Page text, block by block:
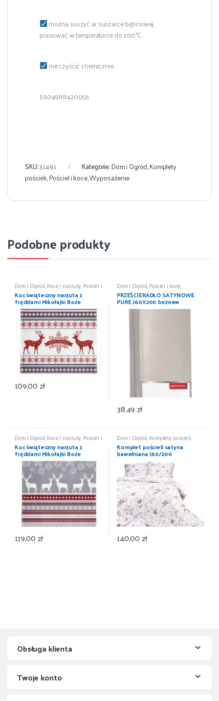
można suszyć w suszarce bębnowej,
prasować w temperaturze do 200°C,
nie czyścić chemicznie.
5904988420056
SKU:31491 Kategorie:Dom i Ogród,Komplety
pościeli,Pościel i koce,Wyposażenie
Podobne produkty
Dom i Ogród, Koce i narzuty, Pościel i
koce ,Wyposażenie
Koc świąteczny narzuta z
frędzlami Mikołajki Boże
Narodzenie 150×200
109,00zł
Dom i Ogród, Pościel i koce,
Prześcieradła ,Wyposażenie
PRZEŚCIERADŁO SATYNOWE
PURE 160X200 beżowe
DETEXPOL
38,49zł
Dom i Ogród, Koce i narzuty, Pościel i
koce,Wyposażenie
Koc świąteczny narzuta z
frędzlami Mikołajki Boże
Narodzenie 150×200
119,00zł
Dom i Ogród, Komplety pościeli,
Pościel i koce ,Wyposażenie
Komplet pościeli satyna
bawełniana 160/200
140,00zł
Obsługa klienta
Twoje konto